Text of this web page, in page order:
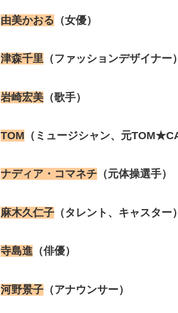
由美かおる （女優）
津森千里 （ファッションデザイナー）
岩崎宏美 （歌手）
TOM （ミュージシャン、元
ナディア・コマネチ （元体操選手）
麻木久仁子 （タレント、キャスター）
寺島進 （俳優）
河野景子 （アナウンサー）